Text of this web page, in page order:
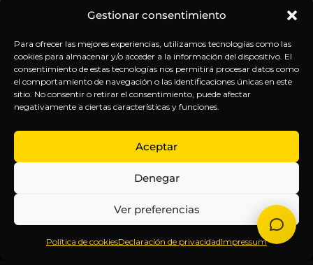
Gestionar consentimiento
Para ofrecer las mejores experiencias, utilizamos tecnologías como las
cookies para almacenar y/o acceder a la información del dispositivo. El
consentimiento de estas tecnologías nos permitirá procesar datos como
el comportamiento de navegación o las identificaciones únicas en este
sitio. No consentir o retirar el consentimiento, puede afectar
negativamente a ciertas características y funciones.
Aceptar
Denegar
Ver preferencias
Política de cookiesDeclaración de privacidadImpressum
publicaciones y
suscripción.
Inteligencia
Anticipándonos
EXPLORA
Inicio
Sobre
Contenido
Webinars
LEGAL
Política
de
Términos y
Aviso
SÍGUENOS